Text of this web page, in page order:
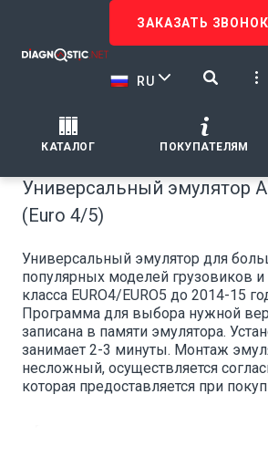
ЗАКАЗАТЬ ЗВОНОК
RU
КАТАЛОГ ПОКУПАТЕЛЯМ
Универсальный эмулятор
(Euro 4/5)
Универсальный эмулятор для
популярных моделей грузовиков и
класса EURO4/EURO5 до 2014-15
Программа для выбора нужной
записана в памяти эмулятора.
занимает 2-3 минуты. Монтаж
несложный, осуществляется
которая предоставляется при